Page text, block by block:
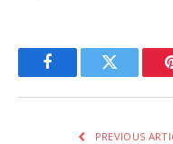
FacebookTwitter
PREVIOUS